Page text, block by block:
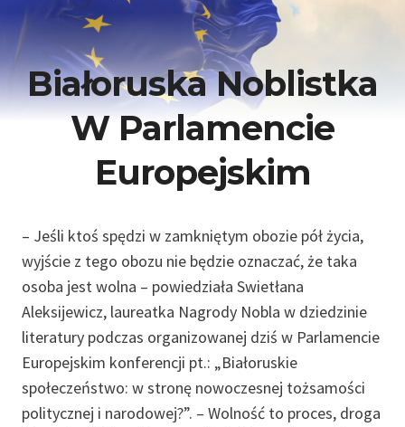
Białoruska Noblistka
W Parlamencie
Europejskim
– Jeśli ktoś spędzi w zamkniętym obozie pół życia,
wyjście z tego obozu nie będzie oznaczać, że taka
osoba jest wolna – powiedziała Swietłana
Aleksijewicz, laureatka Nagrody Nobla w dziedzinie
literatury podczas organizowanej dziś w Parlamencie
Europejskim konferencji pt.: „Białoruskie
społeczeństwo: w stronę nowoczesnej tożsamości
politycznej i narodowej?”. – Wolność to proces, droga